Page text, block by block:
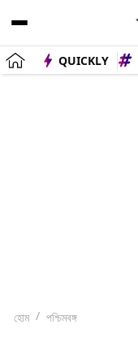
QUICKLY
হোম পশ্চিমবঙ্গ